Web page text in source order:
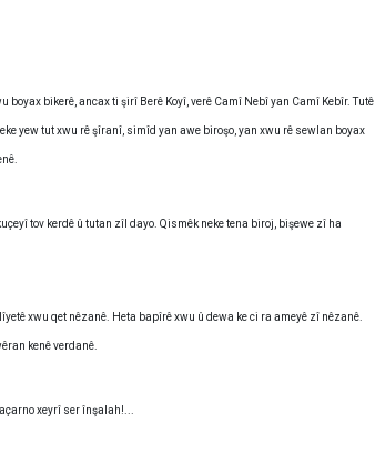
bikerê, ancax ti şirî Berê Koyî, verê Camî Nebî yan Camî Kebîr. Tutê
yew tut xwu rê şîranî, simîd yan awe biroşo, yan xwu rê sewlan boyax
tov kerdê û tutan zîl dayo. Qismêk neke tena biroj, bişewe zî ha
xwu qet nêzanê. Heta bapîrê xwu û dewa ke ci ra ameyê zî nêzanê.
kenê verdanê.
xeyrî ser înşalah!...